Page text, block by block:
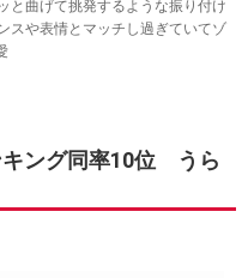
と曲げて挑発するような振り付け
スや表情とマッチし過ぎていてゾ
キング同率10位 うら